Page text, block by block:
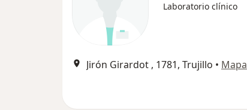
Laboratorio clínico
Jirón Girardot , 1781, Trujillo • Mapa